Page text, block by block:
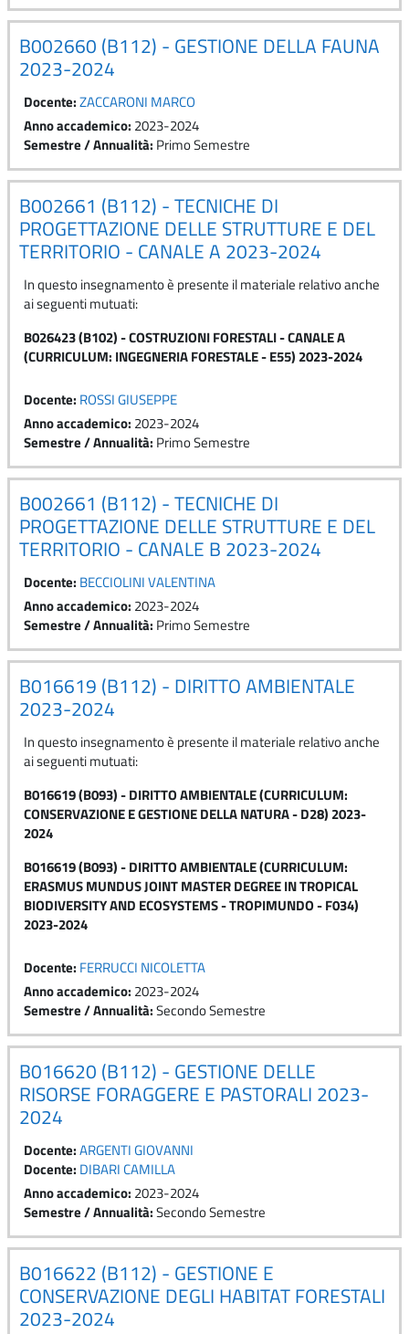
B002660 (B112) - GESTIONE DELLA FAUNA
2023-2024
Docente:ZACCARONI MARCO
Anno accademico: 2023-2024
Semestre / Annualità: Primo Semestre
B002661 (B112) - TECNICHE DI
PROGETTAZIONE DELLE STRUTTURE E DEL
TERRITORIO - CANALE A 2023-2024
In questo insegnamento è presente il materiale relativo anche
ai seguenti mutuati:
B026423 (B102) - COSTRUZIONI FORESTALI - CANALE A
(CURRICULUM: INGEGNERIA FORESTALE - E55) 2023-2024
Docente: ROSSI GIUSEPPE
Anno accademico: 2023-2024
Semestre / Annualità: Primo Semestre
B002661 (B112) - TECNICHE DI
PROGETTAZIONE DELLE STRUTTURE E DEL
TERRITORIO - CANALE B 2023-2024
Docente: BECCIOLINI VALENTINA
Anno accademico: 2023-2024
Semestre / Annualità: Primo Semestre
B016619 (B112) - DIRITTO AMBIENTALE
2023-2024
In questo insegnamento è presente il materiale relativo anche
ai seguenti mutuati:
B016619 (B093) - DIRITTO AMBIENTALE (CURRICULUM:
CONSERVAZIONE E GESTIONE DELLA NATURA - D28) 2023-
2024
B016619 (B093) - DIRITTO AMBIENTALE (CURRICULUM:
ERASMUS MUNDUS JOINT MASTER DEGREE IN TROPICAL
BIODIVERSITY AND ECOSYSTEMS - TROPIMUNDO - F034)
2023-2024
Docente: FERRUCCI NICOLETTA
Anno accademico: 2023-2024
Semestre / Annualità:Secondo Semestre
B016620 (B112) - GESTIONE DELLE
RISORSE FORAGGERE E PASTORALI 2023-
2024
Docente:ARGENTI GIOVANNI
Docente: DIBARI CAMILLA
Anno accademico: 2023-2024
Semestre / Annualità:Secondo Semestre
B016622 (B112) - GESTIONE E
CONSERVAZIONE DEGLI HABITAT FORESTALI
2023-2024